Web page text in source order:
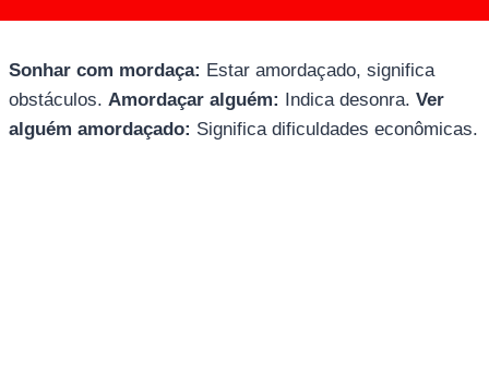
Sonhar com mordaça: Estar amordaçado, significa
obstáculos. Amordaçar alguém: Indica desonra. Ver
alguém amordaçado: Significa dificuldades econômicas.